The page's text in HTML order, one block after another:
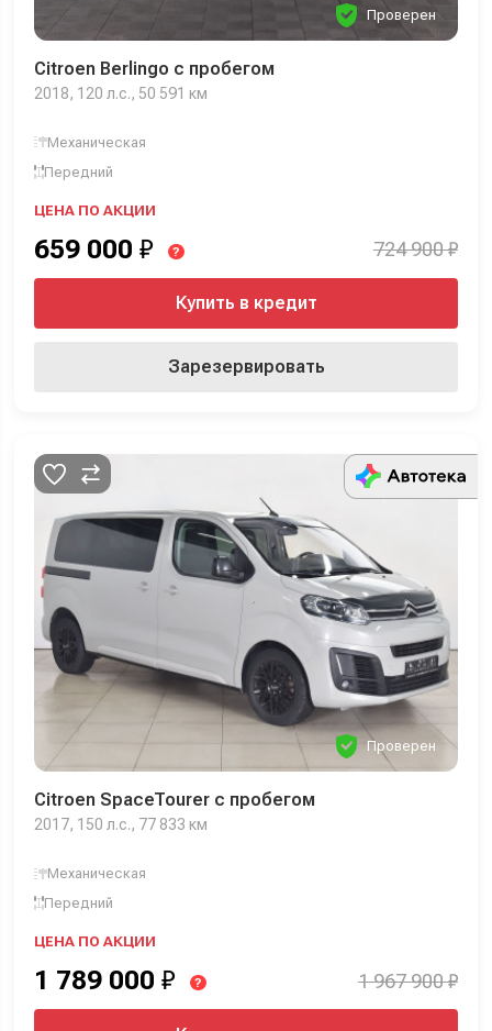
Проверен
Citroen Berlingo с пробегом
2018, 120 л.с., 50 591 км
Механическая
Передний
ЦЕНА ПО АКЦИИ
659 000 ₽ ? 724 900 ₽
Купить в кредит
Зарезервировать
Проверен
Citroen SpaceTourer с пробегом
2017, 150 л.с., 77 833 км
Механическая
Передний
ЦЕНА ПО АКЦИИ
1 789 000 ₽ ? 1 967 900 ₽